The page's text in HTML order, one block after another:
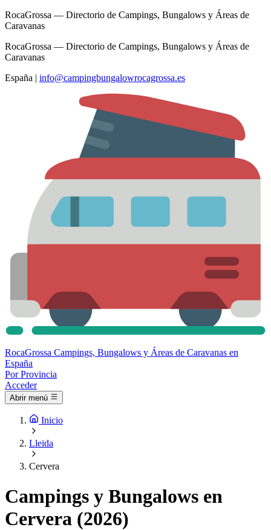
RocaGrossa — Directorio de Campings, Bungalows y Áreas de
Caravanas
RocaGrossa — Directorio de Campings, Bungalows y Áreas de
Caravanas
España | info@campingbungalowrocagrossa.es
RocaGrossa Campings, Bungalows y Áreas de Caravanas en
España
Por Provincia
Acceder
Abrir menú
Inicio
Lleida
Cervera
Campings y Bungalows en
Cervera (2026)